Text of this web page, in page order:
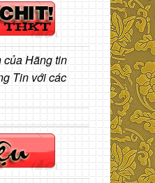
Hãng tin
Tin với các